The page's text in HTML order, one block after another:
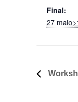
Final:
27